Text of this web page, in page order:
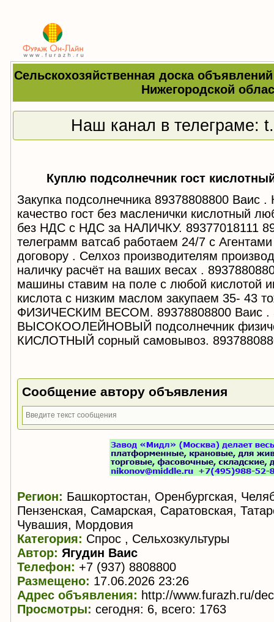
Сельскохозяйственная доска
Нижегородской
Наш канал в телеграме:
Куплю подсолнечник гост
Закупка подсолнечника 89378808800
качество гост без масленички кислотный
без НДС с НДС за НАЛИЧКУ. 89377018111
телеграмм ватсаб работаем 24/7 с
договору . Селхоз производителям
наличку расчёт на ваших весах .
машины ставим на поле с любой кислотой
кислота с низким маслом закупаем 35- 43
ФИЗИЧЕСКИМ ВЕСОМ. 89378808800 Ваис .
ВЫСОКООЛЕЙНОВЫЙ подсолнечник
КИСЛОТНЫЙ сорный самовывоз.
Сообщение автору объявления
Регион: Башкортостан, Оренбургская,
Пензенская, Самарская, Саратовская,
Чувашия, Мордовия
Категория: Спрос , Сельхозкультуры
Автор: Ягудин Ваис
Телефон: +7 (937) 8808800
Размещено: 17.06.2026 23:26
Адрес объявления: http://www.furazh.ru/
Просмотры: сегодня: 6, всего: 1763